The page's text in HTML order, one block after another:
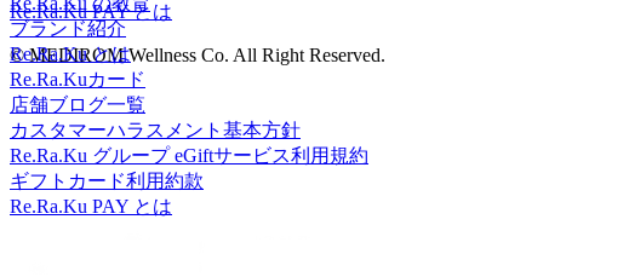
Re.Ra.Ku PAY とは
© MEDIROM Wellness Co. All Right Reserved.
ブランド紹介
Re.Ra.Ku とは
Re.Ra.Kuカード
店舗ブログ一覧
カスタマーハラスメント基本方針
Re.Ra.Ku グループ eGiftサービス利用規約
ギフトカード利用約款
Re.Ra.Ku PAY とは